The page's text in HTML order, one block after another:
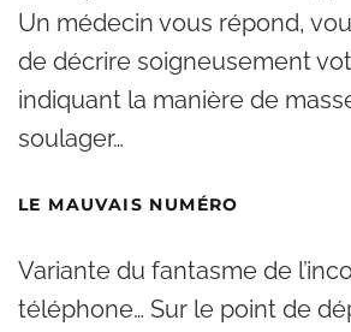
Un médecin vous répond,
de décrire soigneusement
indiquant la manière de
soulager…
LE MAUVAIS NUMÉRO
Variante du fantasme de
téléphone… Sur le point de